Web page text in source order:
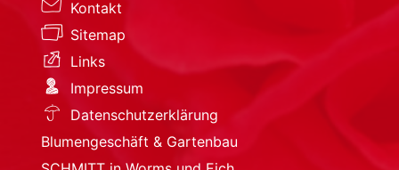
Kontakt
Sitemap
Links
Impressum
Datenschutzerklärung
Blumengeschäft & Gartenbau